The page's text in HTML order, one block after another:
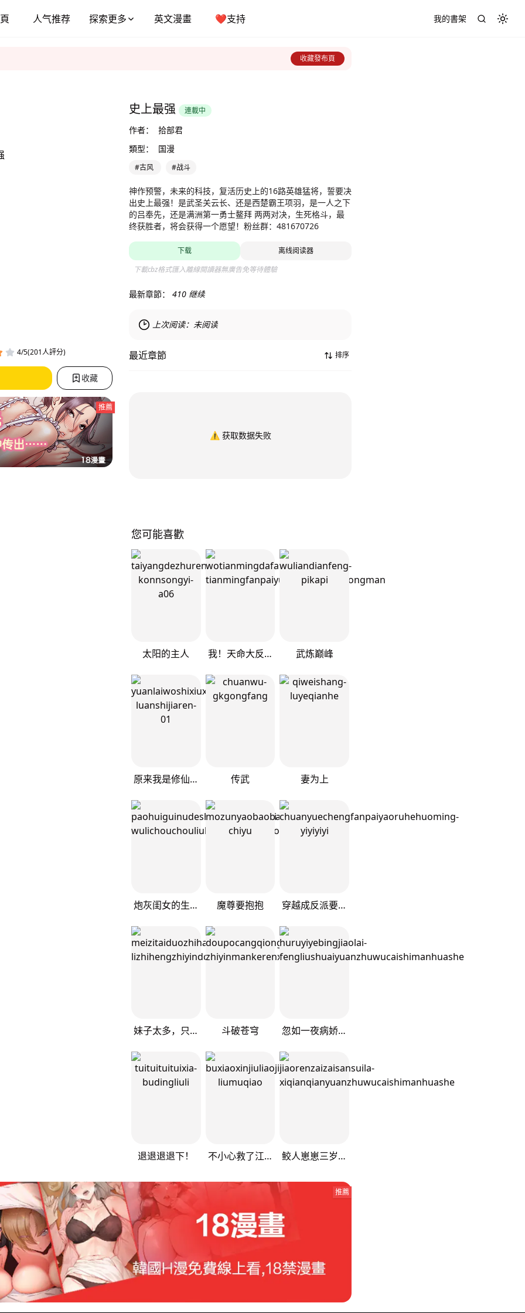
人气推荐 探索更多 英文漫畫 ❤️支持 我的書架
收藏發布頁
4/5(201人評分)
收藏
推薦
史上最强 連載中
作者：
拾部君
類型：
国漫
#古风 #战斗
神作预警，未来的科技，复活历史上的16路英雄猛将，誓要决
出史上最强！是武圣关云长、还是西楚霸王项羽，是一人之下
的吕奉先，还是满洲第一勇士鳌拜 两两对决，生死格斗，最
终获胜者，将会获得一个愿望！粉丝群：481670726
下载
离线阅读器
下載cbz格式匯入離線閱讀器無廣告免等待體驗
最新章節： 410 继续
上次阅读： 未阅读
最近章節 排序
⚠️ 获取数据失败
您可能喜歡
太阳的主人 我！天命大反派 武炼巅峰
原来我是修仙大佬 传武 妻为上
炮灰闺女的生存方式 魔尊要抱抱 穿越成反派要如何活命
妹子太多，只好飞升了 斗破苍穹 忽如一夜病娇来
退退退退下！ 不小心救了江湖公敌 鲛人崽崽三岁啦
推薦